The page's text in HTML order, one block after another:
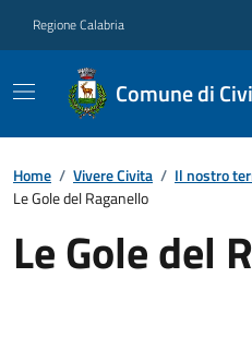
Regione Calabria
Comune di
Home / Vivere Civita / Il nostro
Le Gole del Raganello
Le Gole del